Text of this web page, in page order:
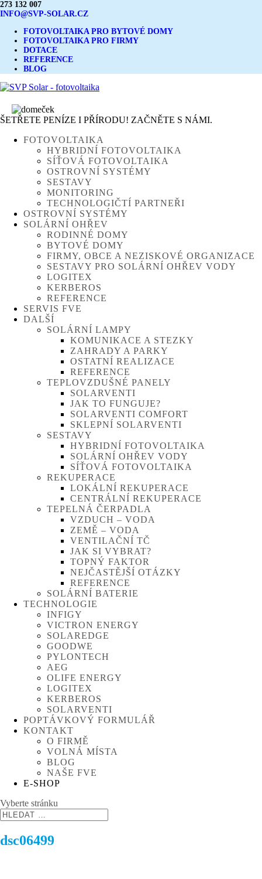
273 132 007
INFO@SVP-SOLAR.CZ
FOTOVOLTAIKA PRO BYTOVÉ DOMY
FOTOVOLTAIKA PRO FIRMY
DOTACE
REFERENCE
BLOG
ŠETŘETE PENÍZE I PŘÍRODU! ZAČNĚTE S NÁMI.
FOTOVOLTAIKA
HYBRIDNÍ FOTOVOLTAIKA
SÍŤOVÁ FOTOVOLTAIKA
OSTROVNÍ SYSTÉMY
SESTAVY
MONITORING
TECHNOLOGIČTÍ PARTNEŘI
OSTROVNÍ SYSTÉMY
SOLÁRNÍ OHŘEV
RODINNÉ DOMY
BYTOVÉ DOMY
FIRMY, OBCE A NEZISKOVÉ ORGANIZACE
SESTAVY PRO SOLÁRNÍ OHŘEV VODY
LOGITEX
KERBEROS
REFERENCE
SERVIS FVE
DALŠÍ
SOLÁRNÍ LAMPY
KOMUNIKACE A STEZKY
ZAHRADY A PARKY
OSTATNÍ REALIZACE
REFERENCE
TEPLOVZDUŠNÉ PANELY
SOLARVENTI
JAK TO FUNGUJE?
SOLARVENTI COMFORT
SKLEPNÍ SOLARVENTI
SESTAVY
HYBRIDNÍ FOTOVOLTAIKA
SOLÁRNÍ OHŘEV VODY
SÍŤOVÁ FOTOVOLTAIKA
REKUPERACE
LOKÁLNÍ REKUPERACE
CENTRÁLNÍ REKUPERACE
TEPELNÁ ČERPADLA
VZDUCH – VODA
ZEMĚ – VODA
VENTILAČNÍ TČ
JAK SI VYBRAT?
TOPNÝ FAKTOR
NEJČASTĚJŠÍ OTÁZKY
REFERENCE
SOLÁRNÍ BATERIE
TECHNOLOGIE
INFIGY
VICTRON ENERGY
SOLAREDGE
GOODWE
PYLONTECH
AEG
OLIFE ENERGY
LOGITEX
KERBEROS
SOLARVENTI
POPTÁVKOVÝ FORMULÁŘ
KONTAKT
O FIRMĚ
VOLNÁ MÍSTA
BLOG
NAŠE FVE
E-SHOP
Vyberte stránku
dsc06499